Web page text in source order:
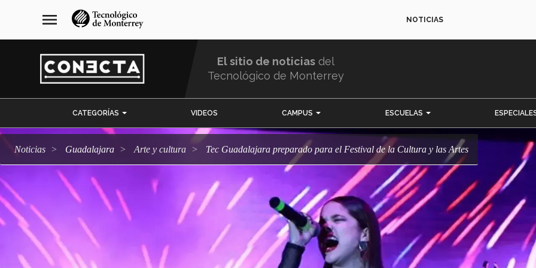
navegación
principal
menu NOTICIAS
El sitio de noticias del
Tecnológico de Monterrey
CATEGORÍAS VIDEOS CAMPUS ESCUELAS
Noticias Guadalajara arte y cultura Tec Guadalajara preparado para el Festival de la Cultura y las Artes